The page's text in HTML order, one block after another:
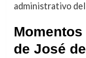
administrativo del
de José